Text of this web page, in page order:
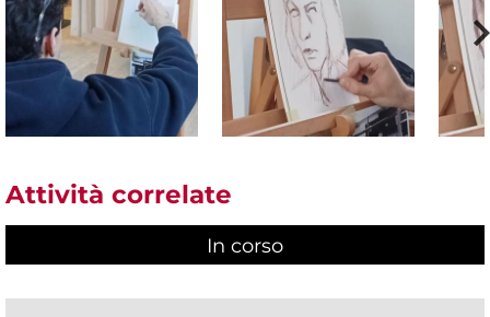
Attività correlate
In corso